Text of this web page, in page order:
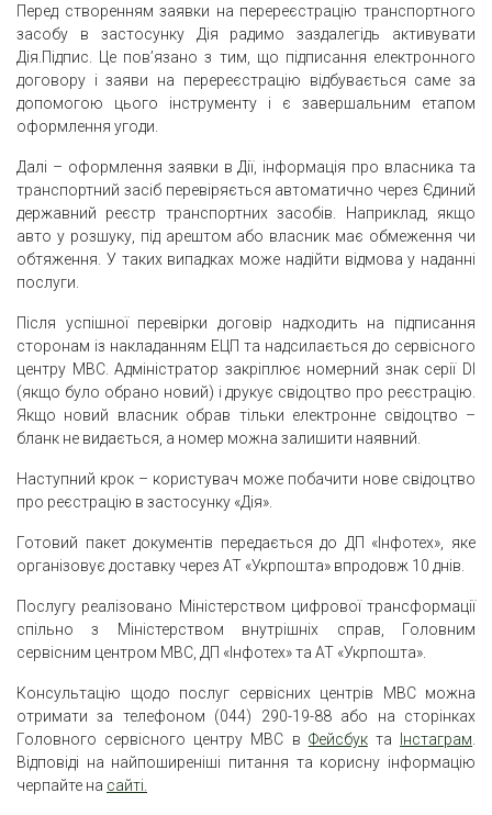
Перед створенням заявки на перереєстрацію транспортного
засобу в застосунку Дія радимо заздалегідь активувати
Дія.Підпис. Це пов’язано з тим, що підписання електронного
договору і заяви на перереєстрацію відбувається саме за
допомогою цього інструменту і є завершальним етапом
оформлення угоди.
Далі – оформлення заявки в Дії, інформація про власника та
транспортний засіб перевіряється автоматично через Єдиний
державний реєстр транспортних засобів. Наприклад, якщо
авто у розшуку, під арештом або власник має обмеження чи
обтяження. У таких випадках може надійти відмова у наданні
послуги.
Після успішної перевірки договір надходить на підписання
сторонам із накладанням ЕЦП та надсилається до сервісного
центру МВС. Адміністратор закріплює номерний знак серії DI
(якщо було обрано новий) і друкує свідоцтво про реєстрацію.
Якщо новий власник обрав тільки електронне свідоцтво –
бланк не видається, а номер можна залишити наявний.
Наступний крок – користувач може побачити нове свідоцтво
про реєстрацію в застосунку «Дія».
Готовий пакет документів передається до ДП «Інфотех», яке
організовує доставку через АТ «Укрпошта» впродовж 10 днів.
Послугу реалізовано Міністерством цифрової трансформації
спільно з Міністерством внутрішніх справ, Головним
сервісним центром МВС, ДП «Інфотех» та АТ «Укрпошта».
Консультацію щодо послуг сервісних центрів МВС можна
отримати за телефоном (044) 290-19-88 або на сторінках
Головного сервісного центру МВС в Фейсбукта Інстаграм
Відповіді на найпоширеніші питання та корисну інформацію
черпайте на сайті